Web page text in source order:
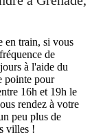
en train, si vous
de
à l'aide du
pointe pour
16h et 19h le
rendez à votre
peu plus de
villes !